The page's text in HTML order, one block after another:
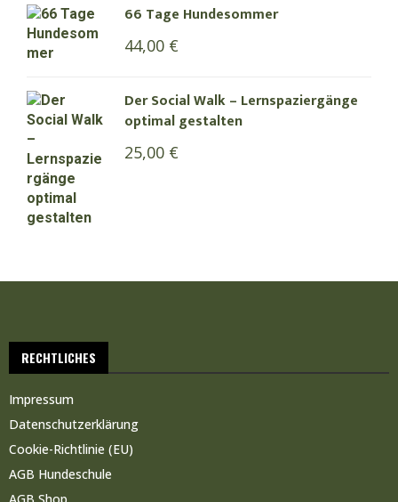
66 Tage Hundesommer
44,00 €
Der Social Walk – Lernspaziergänge
optimal gestalten
25,00 €
RECHTLICHES
Impressum
Datenschutzerklärung
Cookie-Richtlinie (EU)
AGB Hundeschule